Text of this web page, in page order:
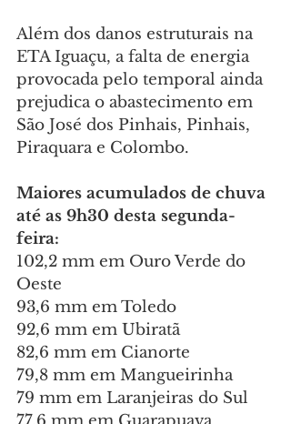
Além dos danos estruturais na
ETA Iguaçu, a falta de energia
provocada pelo temporal ainda
prejudica o abastecimento em
São José dos Pinhais, Pinhais,
Piraquara e Colombo.
Maiores acumulados de chuva
até as 9h30 desta segunda-
feira:
102,2 mm em Ouro Verde do
Oeste
93,6 mm em Toledo
92,6 mm em Ubiratã
82,6 mm em Cianorte
79,8 mm em Mangueirinha
79 mm em Laranjeiras do Sul